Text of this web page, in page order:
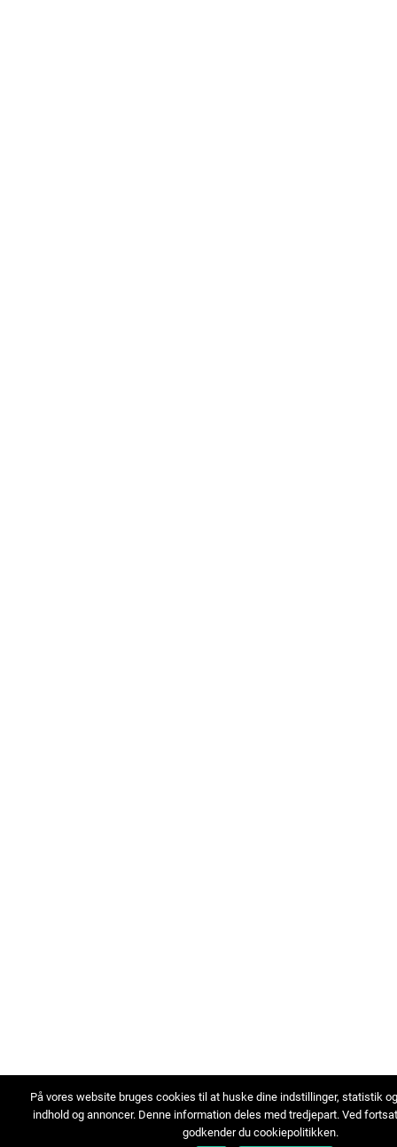
På vores website bruges cookies til at huske dine indstillinger, statistik
indhold og annoncer. Denne information deles med tredjepart. Ved
godkender du cookiepolitikken.